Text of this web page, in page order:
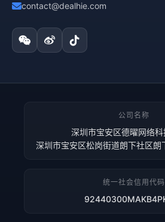
contact@dealhie.com
公司名称
深圳市宝安区德曜网络
深圳市宝安区松岗街道朗下社区朗
统一社会信用代码